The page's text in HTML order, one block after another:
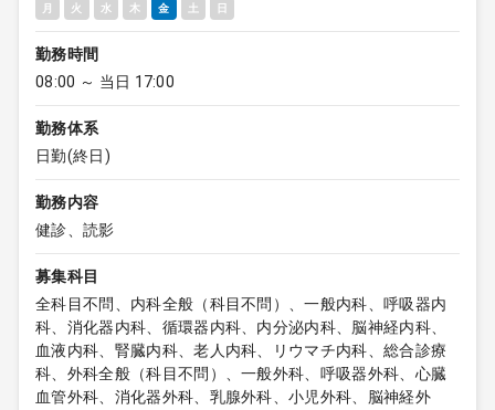
月 火 水 木 金 土 日
勤務時間
08:00 ～ 当日 17:00
勤務体系
日勤(終日)
勤務内容
健診、読影
募集科目
全科目不問、内科全般（科目不問）、一般内科、呼吸器内
科、消化器内科、循環器内科、内分泌内科、脳神経内科、
血液内科、腎臓内科、老人内科、リウマチ内科、総合診療
科、外科全般（科目不問）、一般外科、呼吸器外科、心臓
血管外科、消化器外科、乳腺外科、小児外科、脳神経外